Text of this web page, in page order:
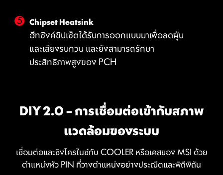
Chipset Heatsink
ฮีทซิงค์ชิปเซ็ตได้รับการออกแบบมาเพื่อลดฝุ่น
และเสียงรบกวน และยังสามารถรักษา
ประสิทธิภาพสูงของ PCH
DIY 2.0 – การเชื่อมต่อเข้ากับสภาพ
แวดล้อมของระบบ
เชื่อมต่อและซิงโครไนซ์กับ COOLER หรือเคสของ MSI ด้วย
ตําแหน่งหัว PIN ที่วางตําแหน่งอย่างประณีตและพิถีพิถัน
ประสิทธิมากยิ่งขึ้น
การออกแบบ PCB นี้ได้รับการปรับให้เหมาะสมเพื่อรองรับ
แบนด์วิธที่สูงขึ้น และความเร็วในการถ่ายโอนที่เร็วขึ้น โดยใช้
ประโยชน์จากการส่งผ่านวงจรที่เชื่อถือได้เพื่อเสถียรภาพที่ดี
MSI DRIVER UTILITY INSTALLER
อัตโนมัติ
ครั้งเรียนรู้เพิ่มเติม
*โปรดตรวจสอบให้แน่ใจว่าได้เชื่อมต่ออินเทอร์เน็ต ไม่เช่นนั้น Driver
Utility Installer จะไม่เปิดขึ้นโดยอัตโนมัติ